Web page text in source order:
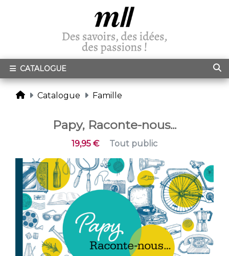
CATALOGUE
Catalogue Famille
Papy, Raconte-nous...
19,95 € Tout public